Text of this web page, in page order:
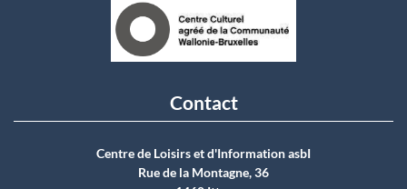
Contact
Centre de Loisirs et d'Information asbI
Rue de la Montagne, 36